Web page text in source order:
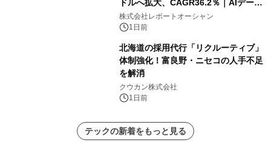
ドルへ拡大、CAGR36.2％｜AIデータ
センター・高速光通信需要が成長を加
速
株式会社レポートオーシャン
1日前
北海道の採用代行「リクルーティブ」
体制強化！富良野・ニセコの人手不足
を解消
クウカン株式会社
1日前
テックの新着をもっと見る